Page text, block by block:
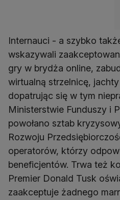
Internauci - a szybko
wskazywali
gry w brydża online,
wirtualną strzelnicę,
dopatrując się w tym
Ministerstwie Funduszy i
powołano sztab
Rozwoju
operatorów, którzy
beneficjentów. Trwa też
Premier Donald Tusk
zaakceptuje żadnego